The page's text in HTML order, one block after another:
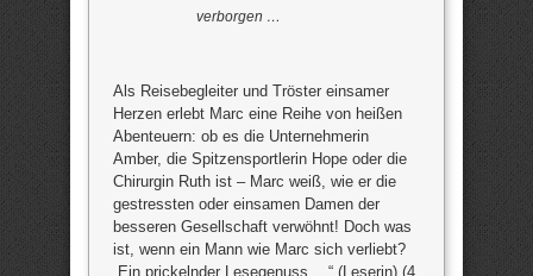
verborgen …
Als Reisebegleiter und Tröster einsamer
Herzen erlebt Marc eine Reihe von heißen
Abenteuern: ob es die Unternehmerin
Amber, die Spitzensportlerin Hope oder die
Chirurgin Ruth ist – Marc weiß, wie er die
gestressten oder einsamen Damen der
besseren Gesellschaft verwöhnt! Doch was
ist, wenn ein Mann wie Marc sich verliebt?
„Ein prickelnder Lesegenuss …“ (Leserin) (4